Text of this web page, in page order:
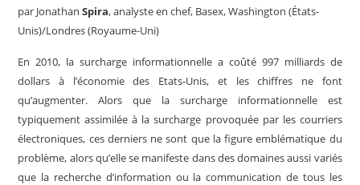
par JonathanSpira, analyste en chef, Basex, Washington (États-
Unis)/Londres (Royaume-Uni)
En 2010, la surcharge informationnelle a coûté 997 milliards de
dollars à l’économie des Etats-Unis, et les chiffres ne font
qu’augmenter. Alors que la surcharge informationnelle est
typiquement assimilée à la surcharge provoquée par les courriers
électroniques, ces derniers ne sont que la figure emblématique du
problème, alors qu’elle se manifeste dans des domaines aussi variés
que la recherche d’information ou la communication de tous les